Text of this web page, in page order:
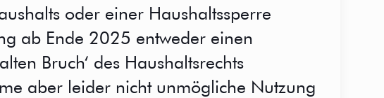
oder einer Haushaltssperre
ab Ende 2025 entweder einen
Bruch‘ des Haushaltsrechts
aber leider nicht unmögliche Nutzung